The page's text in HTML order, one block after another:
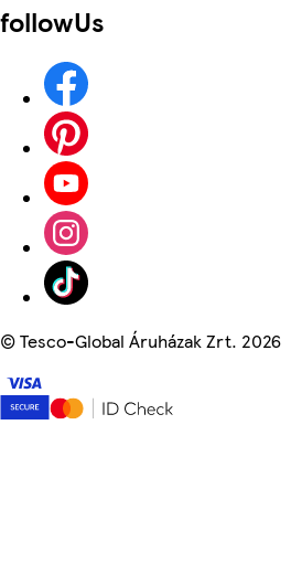
followUs
©Tesco-Global Áruházak Zrt. 2026